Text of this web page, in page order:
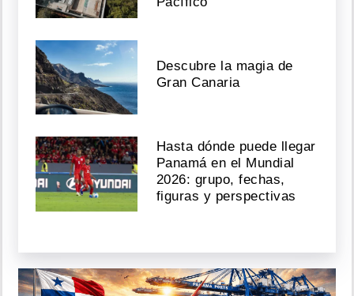
Descubre la magia de
Gran Canaria
Hasta dónde puede llegar
Panamá en el Mundial
2026: grupo, fechas,
figuras y perspectivas